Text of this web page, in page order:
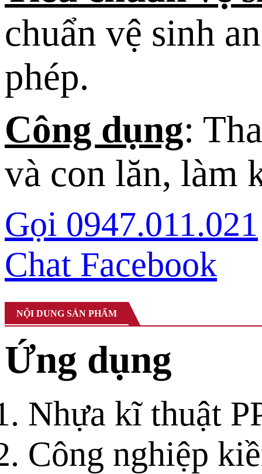
chuẩn vệ sinh
phép.
Công dụng:
và con lăn, làm
Gọi 0947.011.021
Chat Facebook
NỘI DUNG SẢN PHẨM
Ứng dụng
Nhựa kĩ thuật
Công nghiệp